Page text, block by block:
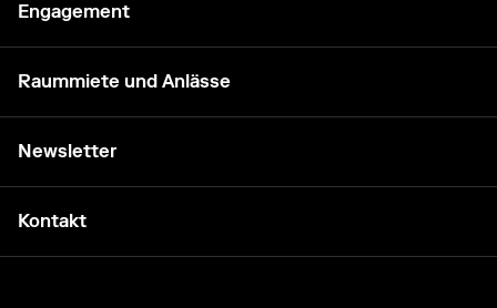
Engagement
Raummiete und Anlässe
Newsletter
Kontakt